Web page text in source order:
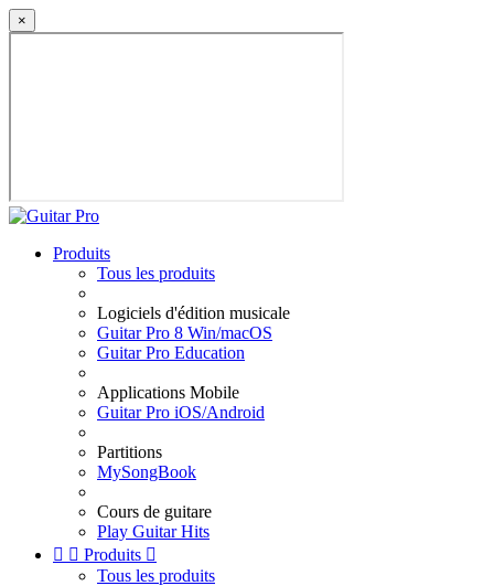
×
Produits
Tous les produits
Logiciels d'édition musicale
Guitar Pro 8 Win/macOS
Guitar Pro Education
Applications Mobile
Guitar Pro iOS/Android
Partitions
MySongBook
Cours de guitare
Play Guitar Hits
  Produits 
Tous les produits